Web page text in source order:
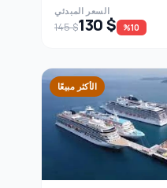
السعر المبدئي
145 $130 $ %10
الأكثر مبيعًا